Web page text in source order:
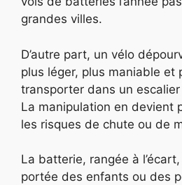
grandes villes.
D’autre part, un vélo
plus léger, plus maniable et
transporter dans un
La manipulation en devient
les risques de chute ou de
La batterie, rangée à
portée des enfants ou des